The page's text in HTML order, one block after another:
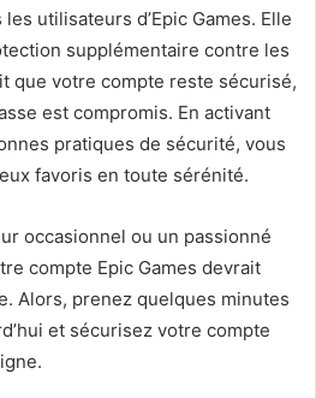
utilisateurs d’Epic Games. Elle
supplémentaire contre les
que votre compte reste sécurisé,
est compromis. En activant
pratiques de sécurité, vous
favoris en toute sérénité.
occasionnel ou un passionné
compte Epic Games devrait
Alors, prenez quelques minutes
et sécurisez votre compte